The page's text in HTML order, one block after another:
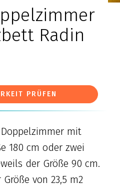
Radin
PRÜFEN
mit
180 cm oder zwei
der Größe 90 cm.
von 23,5 m2